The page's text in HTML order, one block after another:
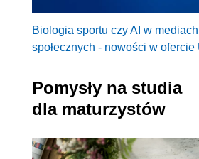
Biologia sportu czy AI w
społecznych - nowości w ofercie
Pomysły na studia
dla maturzystów